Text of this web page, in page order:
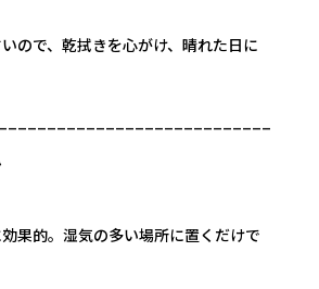
ので、乾拭きを心がけ、晴れた日に
果的。湿気の多い場所に置くだけで